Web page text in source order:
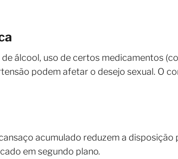
álcool, uso de certos medicamentos
podem afetar o desejo sexual. O
acumulado reduzem a disposição
em segundo plano.